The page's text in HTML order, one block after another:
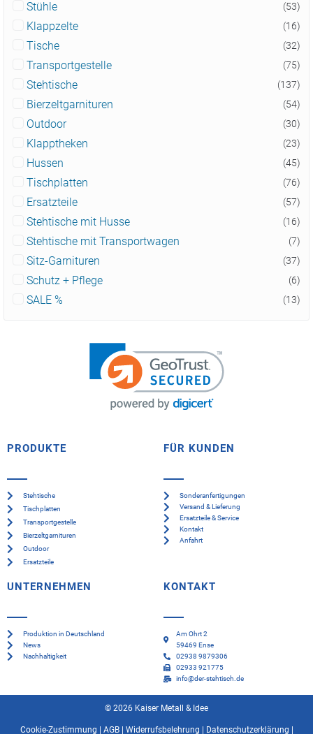
Stühle (53)
Klappzelte (16)
Tische (32)
Transportgestelle (75)
Stehtische (137)
Bierzeltgarnituren (54)
Outdoor (30)
Klapptheken (23)
Hussen (45)
Tischplatten (76)
Ersatzteile (57)
Stehtische mit Husse (16)
Stehtische mit Transportwagen (7)
Sitz-Garnituren (37)
Schutz + Pflege (6)
SALE % (13)
PRODUKTE
Stehtische
Tischplatten
Transportgestelle
Bierzeltgarnituren
Outdoor
Ersatzteile
FÜR KUNDEN
Sonderanfertigungen
Versand & Lieferung
Ersatzteile & Service
Kontakt
Anfahrt
UNTERNEHMEN
Produktion in Deutschland
News
Nachhaltigkeit
KONTAKT
Am Ohrt 2
59469 Ense
02938 9879306
02933 921775
info@der-stehtisch.de
© 2026 Kaiser Metall & Idee
Cookie-Zustimmung AGB| Widerrufsbelehrung Datenschutzerklärung